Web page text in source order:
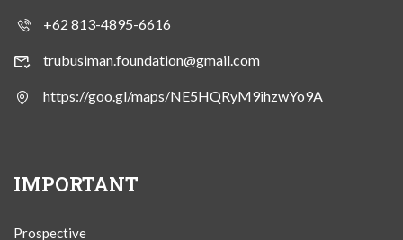
+62 813-4895-6616
trubusiman.foundation@gmail.com
https://goo.gl/maps/NE5HQRyM9ihzwYo9A
IMPORTANT
Prospective